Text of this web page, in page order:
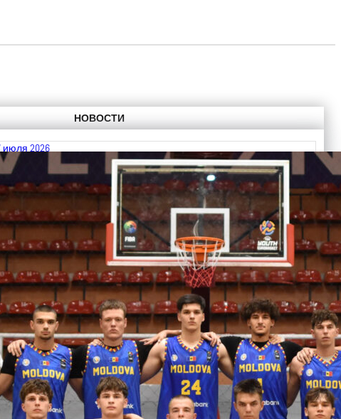
НОВОСТИ
июля 2026
FIBA U18 EuroBasket 2026, Division C